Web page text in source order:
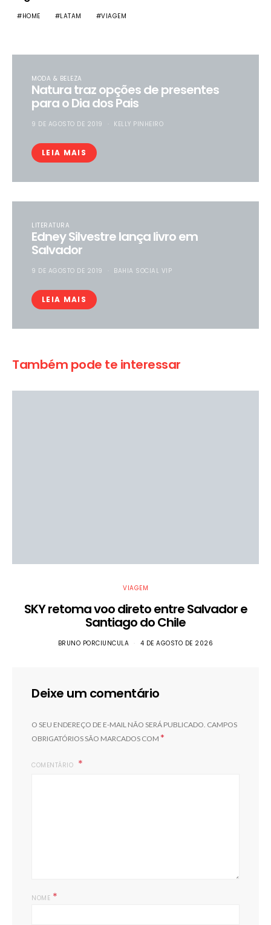
HOME LATAM VIAGEM
MODA & BELEZA
Natura traz opções de presentes
para o Dia dos Pais
9 DE AGOSTO DE 2019 KELLY PINHEIRO
LEIA MAIS
LITERATURA
Edney Silvestre lança livro em
Salvador
9 DE AGOSTO DE 2019 BAHIA SOCIAL VIP
LEIA MAIS
Também pode te interessar
VIAGEM
SKY retoma voo direto entre Salvador e
Santiago do Chile
BRUNO PORCIUNCULA 4 DE AGOSTO DE 2026
Deixe um comentário
O SEU ENDEREÇO DE E-MAIL NÃO SERÁ PUBLICADO. CAMPOS
OBRIGATÓRIOS SÃO MARCADOS COM *
COMENTÁRIO
NOME *